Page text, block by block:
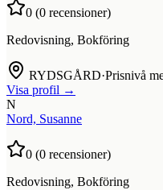
0 (0 recensioner)
Redovisning, Bokföring
RYDSGÅRD·Prisnivå
Visa profil →
N
Nord, Susanne
0 (0 recensioner)
Redovisning, Bokföring